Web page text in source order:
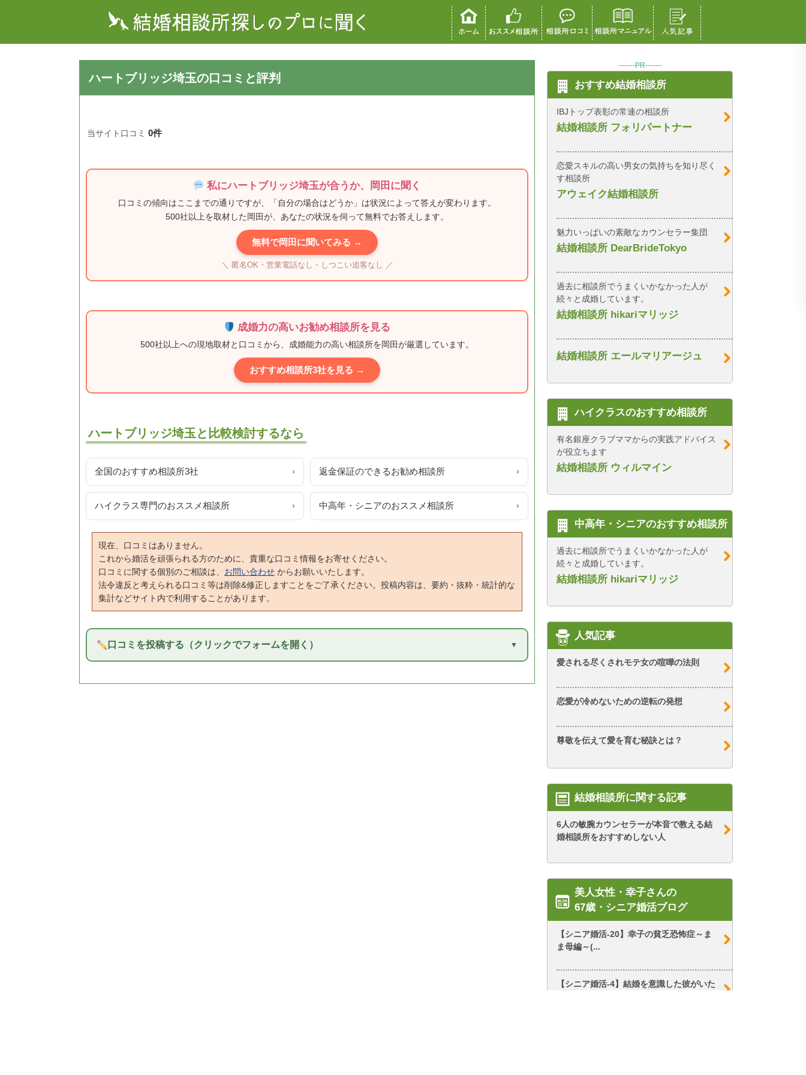
ハートブリッジ埼玉の口コミと評判
当サイト口コミ 0件
私にハートブリッジ埼玉が合うか、岡田に聞く
口コミの傾向はここまでの通りですが、「自分の場合はどうか」は状況によって答えが変わります。
500社以上を取材した岡田が、あなたの状況を伺って無料でお答えします。
無料で岡田に聞いてみる →
＼ 匿名OK・営業電話なし・しつこい追客なし ／
成婚力の高いお勧め相談所を見る
500社以上への現地取材と口コミから、成婚能力の高い相談所を岡田が厳選しています。
おすすめ相談所3社を見る →
ハートブリッジ埼玉と比較検討するなら
全国のおすすめ相談所3社 › 返金保証のできるお勧め相談所 ›
ハイクラス専門のおススメ相談所 › 中高年・シニアのおススメ相談所 ›
現在、口コミはありません。
これから婚活を頑張られる方のために、貴重な口コミ情報をお寄せください。
口コミに関する個別のご相談は、 お問い合わせ からお願いいたします。
法令違反と考えられる口コミ等は削除&修正しますことをご了承ください。投稿内容は、要約・抜粋・統計的な
集計などサイト内で利用することがあります。
口コミを投稿する（クリックでフォームを開く）
-------PR-------
おすすめ結婚相談所
IBJトップ表彰の常連の相談所
結婚相談所 フォリパートナー
恋愛スキルの高い男女の気持ちを知り尽く
す相談所
アウェイク結婚相談所
魅力いっぱいの素敵なカウンセラー集団
結婚相談所 DearBrideTokyo
過去に相談所でうまくいかなかった人が
続々と成婚しています。
結婚相談所 hikariマリッジ
結婚相談所 エールマリアージュ
ハイクラスのおすすめ相談所
有名銀座クラブママからの実践アドバイス
が役立ちます
結婚相談所 ウィルマイン
中高年・シニアのおすすめ相談所
過去に相談所でうまくいかなかった人が
続々と成婚しています。
結婚相談所 hikariマリッジ
人気記事
愛される尽くされモテ女の喧嘩の法則
恋愛が冷めないための逆転の発想
尊敬を伝えて愛を育む秘訣とは？
結婚相談所に関する記事
6人の敏腕カウンセラーが本音で教える結
婚相談所をおすすめしない人
美人女性・幸子さんの
67歳・シニア婚活ブログ
【シニア婚活-20】幸子の貧乏恐怖症～ま
ま母編～(...
【シニア婚活-4】結婚を意識した彼がいた